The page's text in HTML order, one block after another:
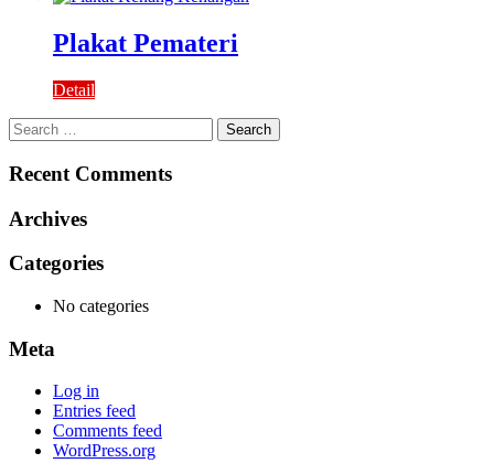
Plakat Pemateri
Detail
Search
for:
Recent Comments
Archives
Categories
No categories
Meta
Log in
Entries feed
Comments feed
WordPress.org